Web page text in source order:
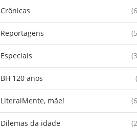
Crônicas
Reportagens
Especiais
BH 120 anos
LiteralMente, mãe!
Dilemas da idade